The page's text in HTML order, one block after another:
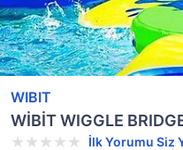
WIBIT
WİBİT WIGGLE
İlk Yorumu Siz